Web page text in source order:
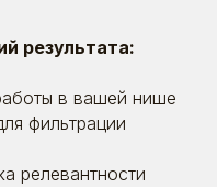
результата:
в вашей нише
фильтрации
релевантности